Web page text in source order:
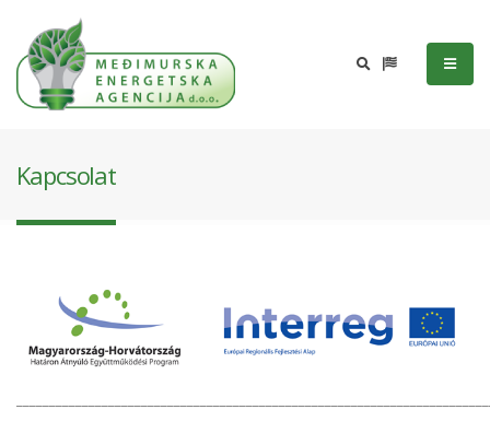
Kapcsolat